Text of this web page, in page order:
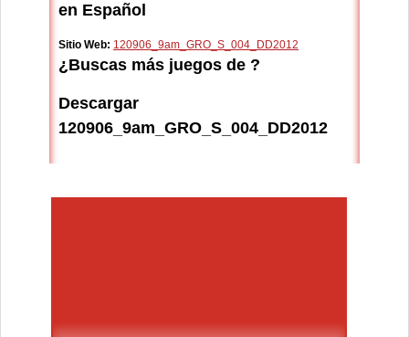
en Español
Sitio Web: 120906_9am_GRO_S_004_DD2012
¿Buscas más juegos de ?
Descargar
120906_9am_GRO_S_004_DD2012